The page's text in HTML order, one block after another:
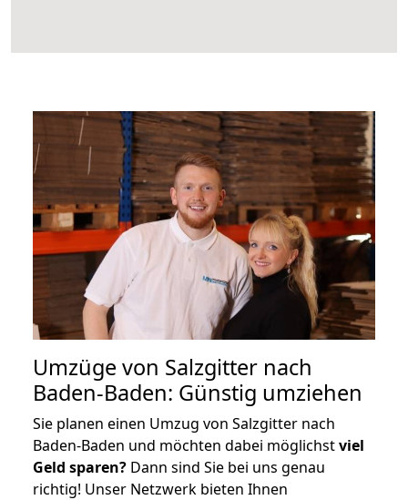
Umzüge von Salzgitter nach
Baden-Baden: Günstig umziehen
Sie planen einen Umzug von Salzgitter nach
Baden-Baden und möchten dabei möglichstviel
Geld sparen? Dann sind Sie bei uns genau
richtig! Unser Netzwerk bieten Ihnen